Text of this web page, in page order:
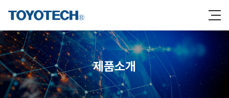
제품소개